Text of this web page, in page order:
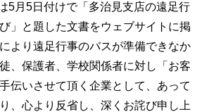
5月5日付けで「多治見支店の遠足行
」と題した文書をウェブサイトに掲
より遠足行事のバスが準備できなか
、保護者、学校関係者に対し「お客
伝いさせて頂く企業として、あって
、心より反省し、深くお詫び申し上